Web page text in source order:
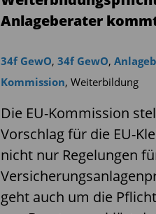
Anlageberater
34f GewO, 34f GewO,
Kommission, Weiterbildung
Die EU-Kommission
Vorschlag für die EU-
nicht nur Regelungen
geht auch um die